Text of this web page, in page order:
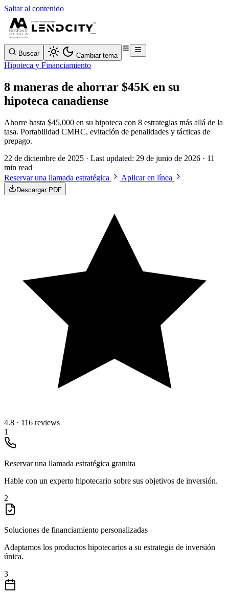
Saltar al contenido
Buscar Cambiar tema
Hipoteca y Financiamiento
8 maneras de ahorrar $45K en su
hipoteca canadiense
Ahorre hasta $45,000 en su hipoteca con 8 estrategias más allá de la
tasa. Portabilidad CMHC, evitación de penalidades y tácticas de
prepago.
22 de diciembre de 2025 · Last updated: 29 de junio de 2026 · 11
min read
Reservar una llamada estratégica
Aplicar en línea
Descargar PDF
4.8 · 116 reviews
1
Reservar una llamada estratégica gratuita
Hable con un experto hipotecario sobre sus objetivos de inversión.
2
Soluciones de financiamiento personalizadas
Adaptamos los productos hipotecarios a su estrategia de inversión
única.
3